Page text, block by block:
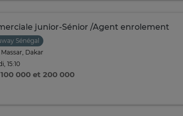
junior-Sénior /Agent enrolement
Sénégal
Dakar
15:10
000 et 200 000